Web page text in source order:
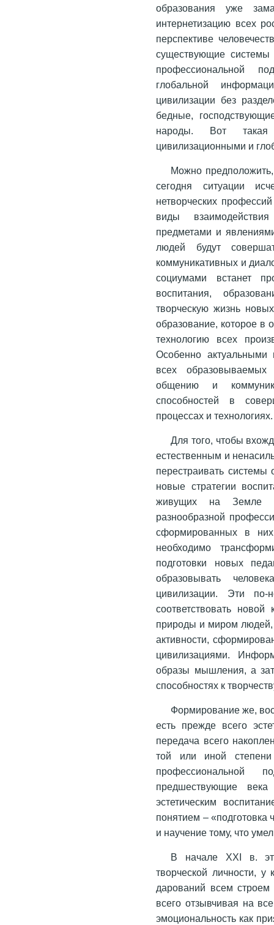
образования уже
интернетизацию всех
перспективе
существующие системы
профессиональной
глобальной
цивилизации без
бедные,
народы. Вот такая
цивилизационными и
Можно
сегодня ситуации
нетворческих
виды
предметами и
людей будут
коммуникативных и
социумами встанет
воспитания,
творческую жизнь
образование, которое в
технологию всех
Особенно актуальными
всех образовываемых
общению и
способностей в
процессах и технологиях.
Для того, чтобы
естественным и
перестраивать системы
новые стратегии
живущих на Земле
разнообразной
сформированных в
необходимо
подготовки новых
образовывать
цивилизации. Эти по-
соответствовать
природы и миром людей,
активности,
цивилизациями.
образы мышления, а
способностях к
Формирование же,
есть прежде всего
передача всего
той или иной
профессиональной
предшествующие
эстетическим
понятием – «подготовка
и научение тому, что
В начале ХХI в.
творческой личности,
дарований всем
всего отзывчивая на
эмоциональность как